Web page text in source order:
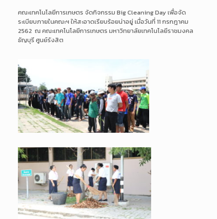
คณะเทคโนโลยีการเกษตร จัดกิจกรรม Big Cleaning Day เพื่อจัด
ระเบียบภายในคณะฯ ให้สะอาดเรียบร้อยน่าอยู่ เมื่อวันที่ 11 กรกฎาคม
2562 ณ คณะเทคโนโลยีการเกษตร มหาวิทยาลัยเทคโนโลยีราชมงคล
ธัญบุรี ศูนย์รังสิต